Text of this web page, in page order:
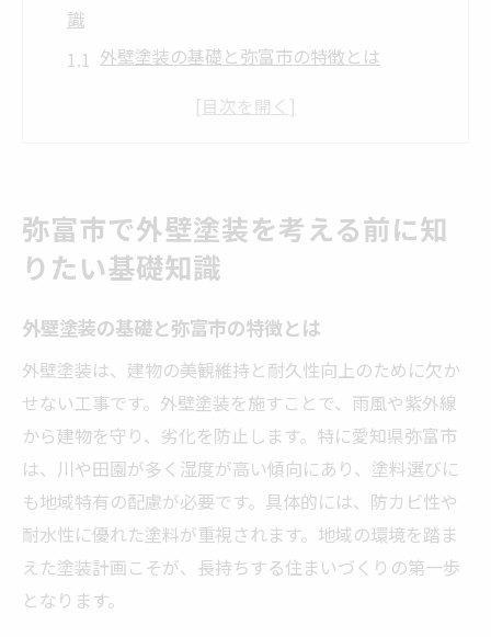
識
外壁塗装の基礎と弥富市の特徴とは
外壁塗装が必要な理由と見極め方
外壁塗装の情報収集で大切な視点
外壁塗装の費用相場を弥富市で把握するコツ
外壁塗装の費用相場と内訳の基本
費用を左右する外壁塗装のポイント
外壁塗装費用の見積もりで注意すべき点
外壁塗装費用の相談先と情報の集め方
費用相場を知って賢く外壁塗装を選ぶ
塗料選びに迷うなら弥富市の気候を踏まえて
外壁塗装に適した塗料の種類と特徴
弥富市の気候と塗料選びのポイント
弥富市で外壁塗装を考える前に知
りたい基礎知識
外壁塗装の基礎と弥富市の特徴とは
外壁塗装は、建物の美観維持と耐久性向上のために欠か
せない工事です。外壁塗装を施すことで、雨風や紫外線
から建物を守り、劣化を防止します。特に愛知県弥富市
は、川や田園が多く湿度が高い傾向にあり、塗料選びに
も地域特有の配慮が必要です。具体的には、防カビ性や
耐水性に優れた塗料が重視されます。地域の環境を踏ま
えた塗装計画こそが、長持ちする住まいづくりの第一歩
となります。